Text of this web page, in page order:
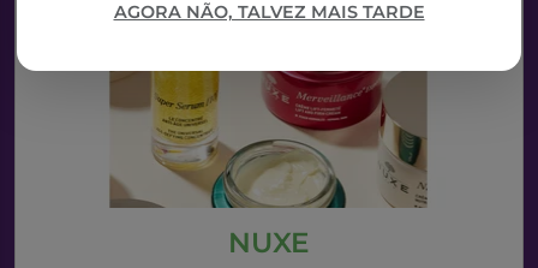
AGORA NÃO, TALVEZ MAIS TARDE
NUXE